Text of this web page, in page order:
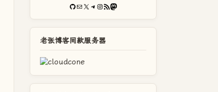
GitHub
电子邮件X Telegram
Instagram
RSS FeedMastodon
老张博客同款服务器